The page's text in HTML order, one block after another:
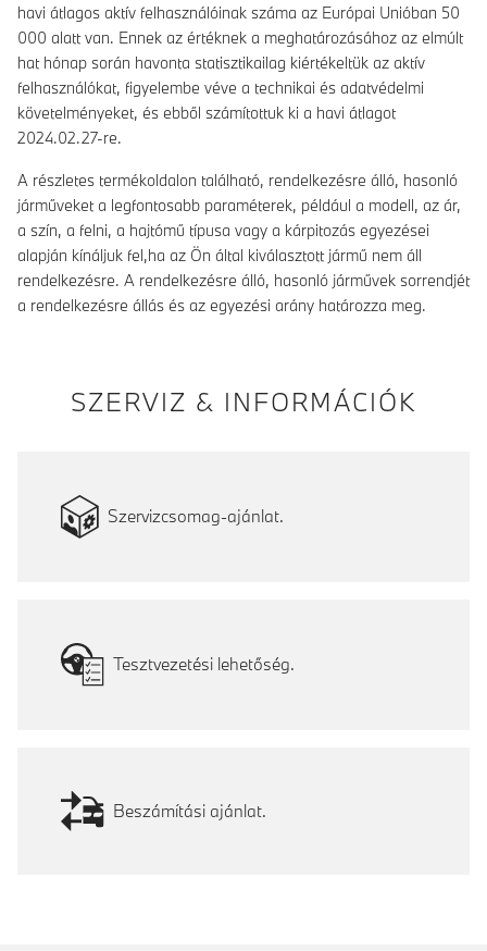
havi átlagos aktív felhasználóinak száma az Európai Unióban 50
000 alatt van. Ennek az értéknek a meghatározásához az elmúlt
hat hónap során havonta statisztikailag kiértékeltük az aktív
felhasználókat, figyelembe véve a technikai és adatvédelmi
követelményeket, és ebből számítottuk ki a havi átlagot
2024.02.27-re.
A részletes termékoldalon található, rendelkezésre álló, hasonló
járműveket a legfontosabb paraméterek, például a modell, az ár,
a szín, a felni, a hajtómű típusa vagy a kárpitozás egyezései
alapján kínáljuk fel,ha az Ön által kiválasztott jármű nem áll
rendelkezésre. A rendelkezésre álló, hasonló járművek sorrendjét
a rendelkezésre állás és az egyezési arány határozza meg.
SZERVIZ & INFORMÁCIÓK
Szervizcsomag-ajánlat.
Tesztvezetési lehetőség.
Beszámítási ajánlat.